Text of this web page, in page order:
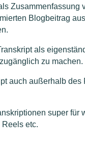
Blogbeitrag
als
zu machen.
auch außerhalb
super
etc.